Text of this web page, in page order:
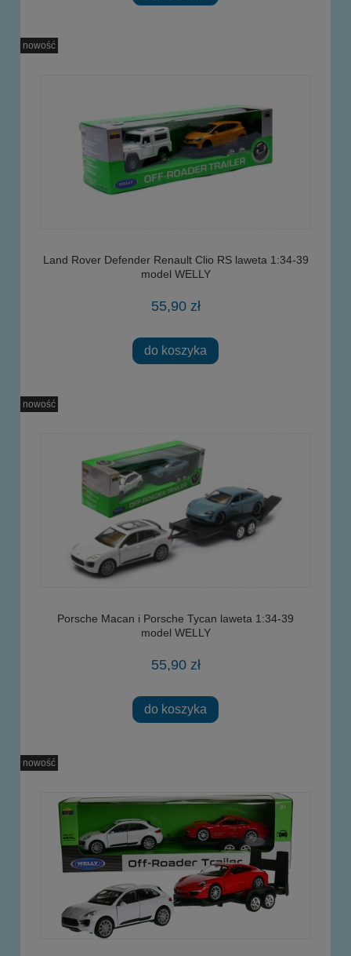
Land Rover Defender Renault Clio RS laweta 1:34-39
model WELLY
55,90 zł
do koszyka
nowość
Porsche Macan i Porsche Tycan laweta 1:34-39
model WELLY
55,90 zł
do koszyka
nowość
nowość